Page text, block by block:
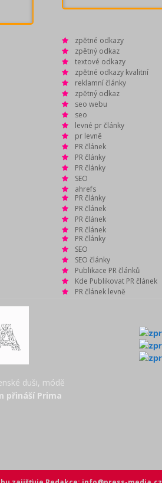
zpětné odkazy
zpětný odkaz
textové odkazy
zpětné odkazy kvalitní
reklamní články
zpětný odkaz
seo webu
seo
levné pr články
pr levně
PR článek
PR články
PR články
SEO
ahrefs
PR články
PR článek
PR článek
PR článek
PR články
SEO
SEO články
Publikace PR článků
Kde Publikovat PR článek
PR článek levně
duši, módě
přináší Prima